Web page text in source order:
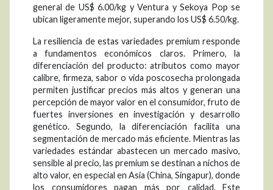
general de US$ 6.00/kg y Ventura y Sekoya Pop se
ubican ligeramente mejor, superando los US$ 6.50/kg.
La resiliencia de estas variedades premium responde
a fundamentos económicos claros. Primero, la
diferenciación del producto: atributos como mayor
calibre, firmeza, sabor o vida poscosecha prolongada
permiten justificar precios más altos y generan una
percepción de mayor valor en el consumidor, fruto de
fuertes inversiones en investigación y desarrollo
genético. Segundo, la diferenciación facilita una
segmentación de mercado más eficiente. Mientras las
variedades estándar abastecen un mercado masivo,
sensible al precio, las premium se destinan a nichos de
alto valor, en especial en Asia (China, Singapur), donde
los consumidores pagan más por calidad. Este